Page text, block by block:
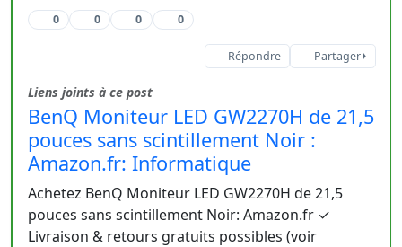
0 0 0 0
Répondre Partager
Liens joints à ce post
BenQ Moniteur LED GW2270H de 21,5
pouces sans scintillement Noir :
Amazon.fr: Informatique
Achetez BenQ Moniteur LED GW2270H de 21,5
pouces sans scintillement Noir: Amazon.fr ✓
Livraison & retours gratuits possibles (voir